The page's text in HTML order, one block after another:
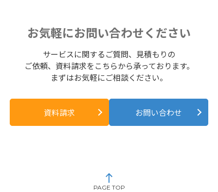
お気軽にお問い合わせください
サービスに関するご質問、見積もりの
ご依頼、資料請求をこちらから承っております。
まずはお気軽にご相談ください。
資料請求 お問い合わせ
PAGE TOP